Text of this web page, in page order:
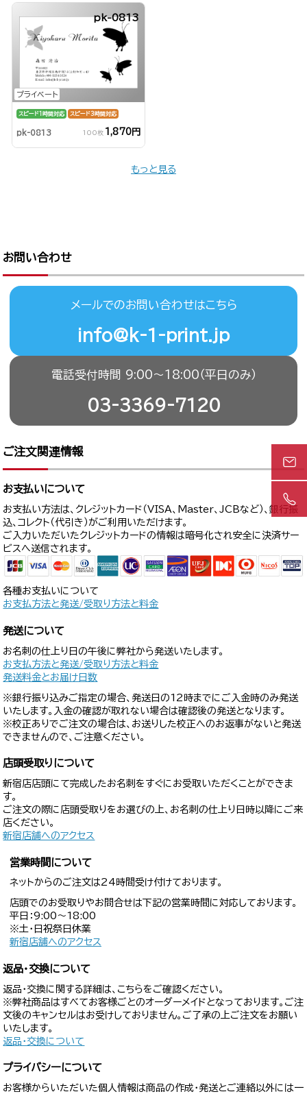
プライベート
pk-0813
スピード1時間対応 スピード3時間対応
pk-0813 100枚 1,870円
もっと見る
お問い合わせ
メールでのお問い合わせはこちら
info@k-1-print.jp
電話受付時間 9:00〜18:00（平日のみ）
03-3369-7120
ご注文関連情報
お支払いについて
お支払い方法は、クレジットカード（VISA、Master、JCBなど）、銀行振
込、コレクト（代引き）がご利用いただけます。
ご入力いただいたクレジットカードの情報は暗号化され安全に決済サー
ビスへ送信されます。
各種お支払いについて
お支払方法と発送/受取り方法と料金
発送について
お名刺の仕上り日の午後に弊社から発送いたします。
お支払方法と発送/受取り方法と料金
発送料金とお届け日数
※銀行振り込みご指定の場合、発送日の12時までにご入金時のみ発送
いたします。入金の確認が取れない場合は確認後の発送となります。
※校正ありでご注文の場合は、お送りした校正へのお返事がないと発送
できませんので、ご注意ください。
店頭受取りについて
新宿店店頭にて完成したお名刺をすぐにお受取いただくことができま
す。
ご注文の際に店頭受取りをお選びの上、お名刺の仕上り日時以降にご来
店ください。
新宿店舗へのアクセス
営業時間について
ネットからのご注文は24時間受け付けております。
店頭でのお受取りやお問合せは下記の営業時間に対応しております。
平日：9:00〜18:00
※土・日祝祭日休業
新宿店舗へのアクセス
返品・交換について
返品・交換に関する詳細は、こちらをご確認ください。
※弊社商品はすべてお客様ごとのオーダーメイドとなっております。ご注
文後のキャンセルはお受けしておりません。ご了承の上ご注文をお願い
いたします。
返品・交換について
プライバシーについて
お客様からいただいた個人情報は商品の作成・発送とご連絡以外には一